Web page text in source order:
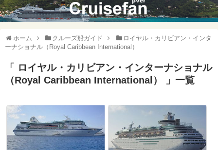
ホーム クルーズ船ガイド
ロイヤル・カリビアン・インタ
ーナショナル（Royal Caribbean International）
「 ロイヤル・カリビアン・インターナショナル
（Royal Caribbean International） 」一覧